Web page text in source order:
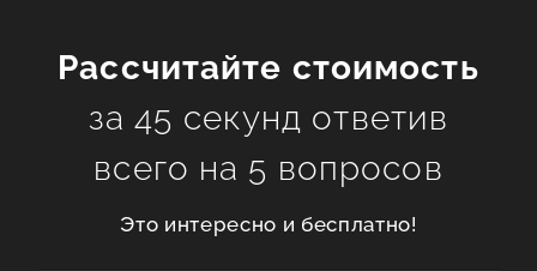
Рассчитайте стоимость
за 45 секунд ответив
всего на 5 вопросов
Это интересно и бесплатно!